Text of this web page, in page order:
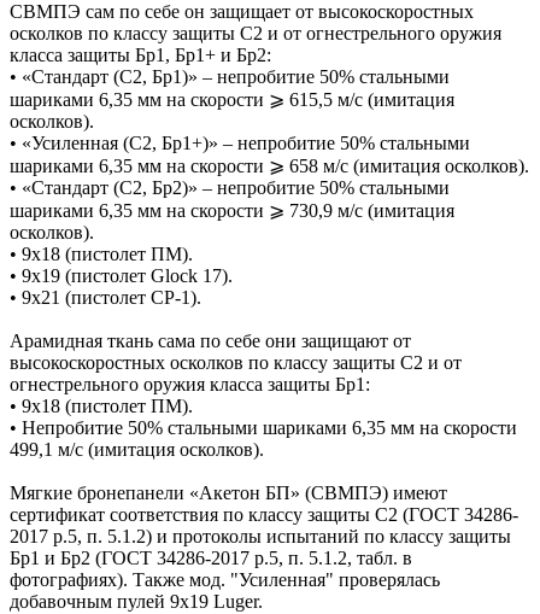
СВМПЭ сам по себе он защищает от высокоскоростных
осколков по классу защиты С2 и от огнестрельного оружия
класса защиты Бр1, Бр1+ и Бр2:
• «Стандарт (С2, Бр1)» – непробитие 50% стальными
шариками 6,35 мм на скорости ⩾ 615,5 м/с (имитация
осколков).
• «Усиленная (С2, Бр1+)» – непробитие 50% стальными
шариками 6,35 мм на скорости ⩾ 658 м/с (имитация осколков).
• «Стандарт (С2, Бр2)» – непробитие 50% стальными
шариками 6,35 мм на скорости ⩾ 730,9 м/с (имитация
осколков).
• 9х18 (пистолет ПМ).
• 9х19 (пистолет Glock 17).
• 9х21 (пистолет СР-1).
Арамидная ткань сама по себе они защищают от
высокоскоростных осколков по классу защиты С2 и от
огнестрельного оружия класса защиты Бр1:
• 9х18 (пистолет ПМ).
• Непробитие 50% стальными шариками 6,35 мм на скорости
499,1 м/с (имитация осколков).
Мягкие бронепанели «Акетон БП» (СВМПЭ) имеют
сертификат соответствия по классу защиты С2 (ГОСТ 34286-
2017 р.5, п. 5.1.2) и протоколы испытаний по классу защиты
Бр1 и Бр2 (ГОСТ 34286-2017 р.5, п. 5.1.2, табл. в
фотографиях). Также мод. "Усиленная" проверялась
добавочным пулей 9х19 Luger.